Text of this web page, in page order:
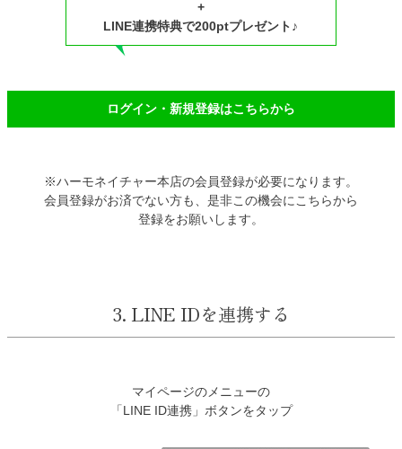
+
LINE連携特典で200ptプレゼント♪
ログイン・新規登録はこちらから
※ハーモネイチャー本店の会員登録が必要になります。
会員登録がお済でない方も、是非この機会にこちらから
登録をお願いします。
3. LINE IDを連携する
マイページのメニューの
「LINE ID連携」ボタンをタップ